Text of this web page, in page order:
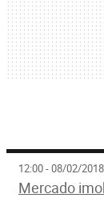
12:00 - 08/02/2018
Mercado